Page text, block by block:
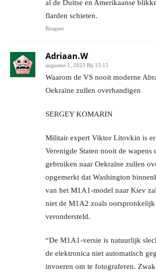
al de Duitse en Amerikaanse
flarden schieten.
Reageer
Adriaan.W
augustus 1, 2023 Bij 15:15
Waarom de VS nooit moderne
Oekraïne zullen overhandigen
SERGEY KOMARIN
Militair expert Viktor Litovkin is er
Verenigde Staten nooit de wapens
gebruiken naar Oekraïne zullen
opgemerkt dat Washington
van het M1A1-model naar Kiev
niet de M1A2 zoals oorspronkelijk
verondersteld.
“De M1A1-versie is natuurlijk
de elektronica niet automatisch
invoeren om te fotograferen.